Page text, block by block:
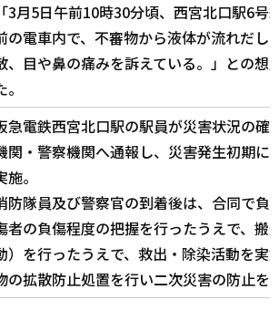
「3月5日午前10時30分頃、西宮北口駅6号
の電車内で、不審物から液体が流れだし
、目や鼻の痛みを訴えている。」との想
。
急電鉄西宮北口駅の駅員が災害状況の確
関・警察機関へ通報し、災害発生初期に
施。
防隊員及び警察官の到着後は、合同で負
者の負傷程度の把握を行ったうえで、搬
）を行ったうえで、救出・除染活動を実
の拡散防止処置を行い二次災害の防止を